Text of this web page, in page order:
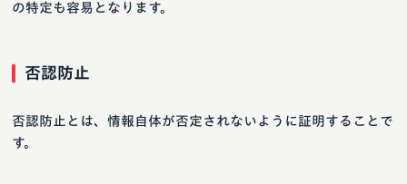
の特定も容易となります。
否認防止
否認防止とは、情報自体が否定されないように証明することで
す。